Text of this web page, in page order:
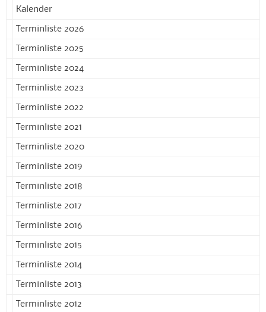
Kalender
Terminliste 2026
Terminliste 2025
Terminliste 2024
Terminliste 2023
Terminliste 2022
Terminliste 2021
Terminliste 2020
Terminliste 2019
Terminliste 2018
Terminliste 2017
Terminliste 2016
Terminliste 2015
Terminliste 2014
Terminliste 2013
Terminliste 2012